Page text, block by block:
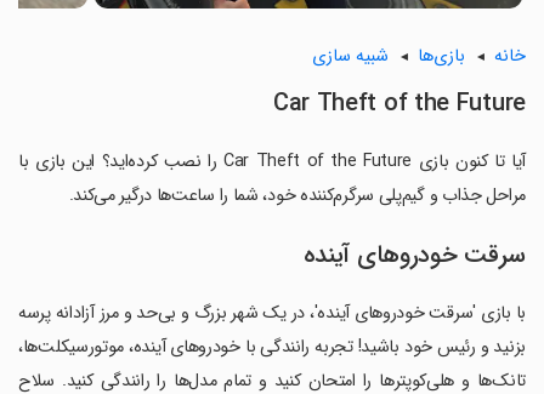
خانه بازی‌ها شبیه سازی
Car Theft of the Future
آیا تا کنون بازی Car Theft of the Future را نصب کرده‌اید؟ این بازی با
مراحل جذاب و گیم‌پلی سرگرم‌کننده خود، شما را ساعت‌ها درگیر می‌کند.
سرقت خودروهای آینده
با بازی 'سرقت خودروهای آینده'، در یک شهر بزرگ و بی‌حد و مرز آزادانه پرسه
بزنید و رئیس خود باشید! تجربه رانندگی با خودروهای آینده، موتورسیکلت‌ها،
تانک‌ها و هلی‌کوپترها را امتحان کنید و تمام مدل‌ها را رانندگی کنید. سلاح